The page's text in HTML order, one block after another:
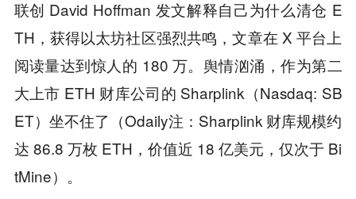
联创 David Hoffman 发文解释自己为什么清仓 E
TH，获得以太坊社区强烈共鸣，文章在 X 平台上
阅读量达到惊人的 180 万。舆情汹涌，作为第二
大上市 ETH 财库公司的 Sharplink（Nasdaq: SB
ET）坐不住了（Odaily注：Sharplink 财库规模约
达 86.8 万枚 ETH，价值近 18 亿美元，仅次于 Bi
tMine）。